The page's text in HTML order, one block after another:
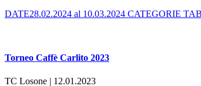
DATE28.02.2024 al 10.03.2024 CATEGORIE
Torneo Caffè Carlito 2023
TC Losone | 12.01.2023